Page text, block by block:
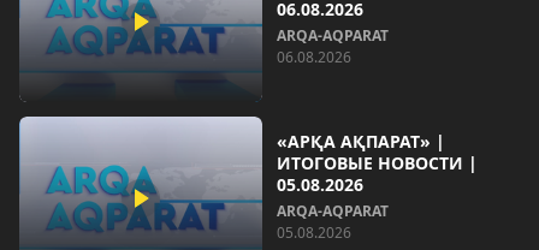
06.08.2026
ARQA-AQPARAT
06.08.2026
«АРҚА АҚПАРАТ» |
ИТОГОВЫЕ НОВОСТИ |
05.08.2026
ARQA-AQPARAT
05.08.2026